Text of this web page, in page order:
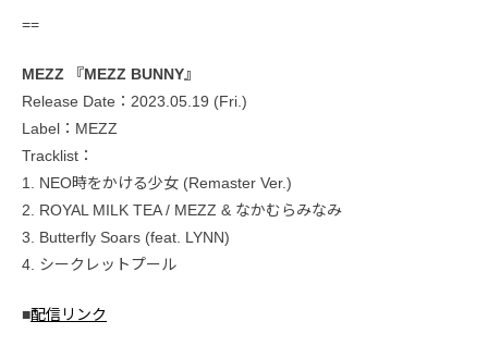
==
MEZZ 『MEZZ BUNNY』
Release Date：2023.05.19 (Fri.)
Label：MEZZ
Tracklist：
1. NEO時をかける少女 (Remaster Ver.)
2. ROYAL MILK TEA / MEZZ & なかむらみなみ
3. Butterfly Soars (feat. LYNN)
4. シークレットプール
■配信リンク